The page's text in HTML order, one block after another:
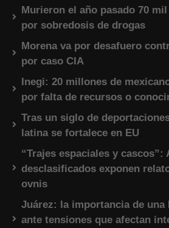
Murieron el año pasado 70
por sobredosis de drogas
Morena va por desafuero
por caso CIA
Inegi: 20 millones de
por falta de recursos o
Tras un siglo de
latina se fortalece en EU
“Trajes espaciales y cascos”:
desclasificados exponen
ovnis
Juárez: la importancia de una
ante tensiones que afectan